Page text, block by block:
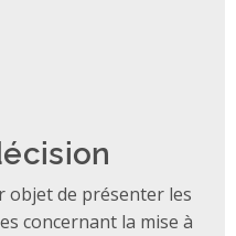
objet de présenter les
concernant la mise à